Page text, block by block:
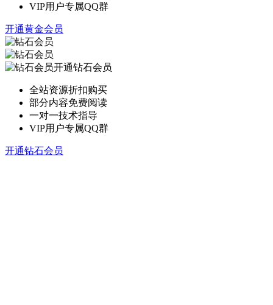
VIP用户专属QQ群
开通黄金会员
开通钻石会员
全站资源折扣购买
部分内容免费阅读
一对一技术指导
VIP用户专属QQ群
开通钻石会员